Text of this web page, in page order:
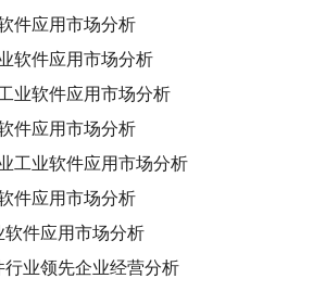
件应用市场分析
软件应用市场分析
业软件应用市场分析
件应用市场分析
工业软件应用市场分析
件应用市场分析
软件应用市场分析
业领先企业经营分析